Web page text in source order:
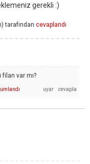
gerekli :)
tarafından cevaplandı
var mı?